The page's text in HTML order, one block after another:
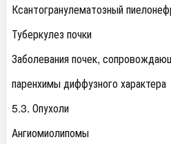
Ксантогранулематозный
Туберкулез почки
Заболевания почек,
паренхимы диффузного характера
5.3. Опухоли
Ангиомиолипомы